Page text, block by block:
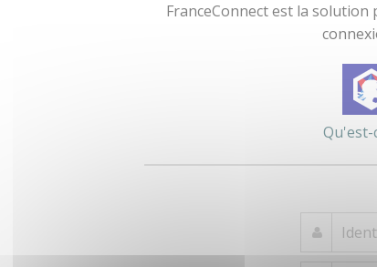
FranceConnect est la
Qu'est-